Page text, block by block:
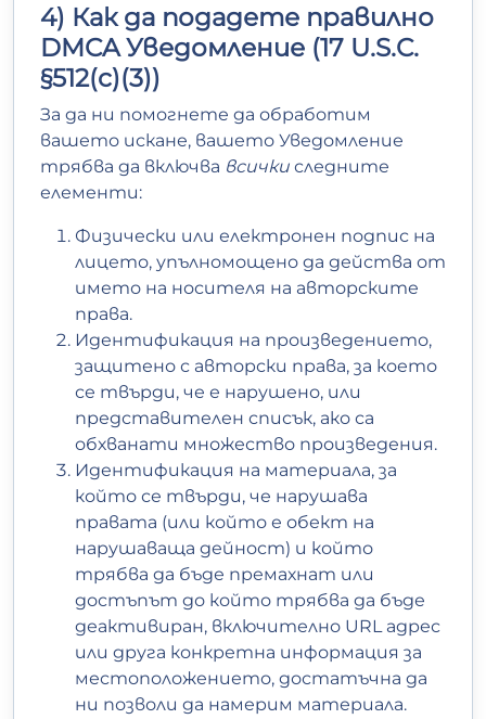
4) Как да подадете правилно
DMCA Уведомление (17 U.S.C.
§512(c)(3))
За да ни помогнете да обработим
вашето искане, вашето Уведомление
трябва да включва всички следните
елементи:
Физически или електронен подпис на
лицето, упълномощено да действа от
името на носителя на авторските
права.
Идентификация на произведението,
защитено с авторски права, за което
се твърди, че е нарушено, или
представителен списък, ако са
обхванати множество произведения.
Идентификация на материала, за
който се твърди, че нарушава
правата (или който е обект на
нарушаваща дейност) и който
трябва да бъде премахнат или
достъпът до който трябва да бъде
деактивиран, включително URL адрес
или друга конкретна информация за
местоположението, достатъчна да
ни позволи да намерим материала.